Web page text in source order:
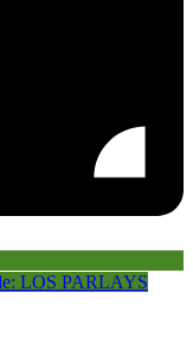
LOS PARLAYS